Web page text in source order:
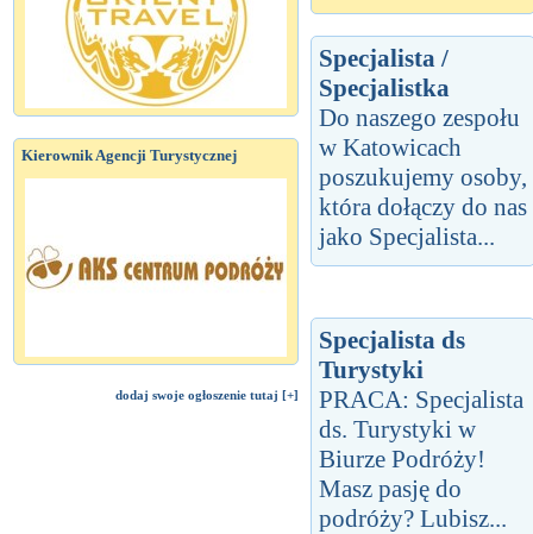
Kierownik Agencji Turystycznej
dodaj swoje ogłoszenie tutaj [+]
Specjalista /
Specjalistka
Do naszego zespołu
w Katowicach
poszukujemy osoby,
która dołączy do nas
jako Specjalista...
Specjalista ds
Turystyki
PRACA: Specjalista
ds. Turystyki w
Biurze Podróży!
Masz pasję do
podróży? Lubisz...